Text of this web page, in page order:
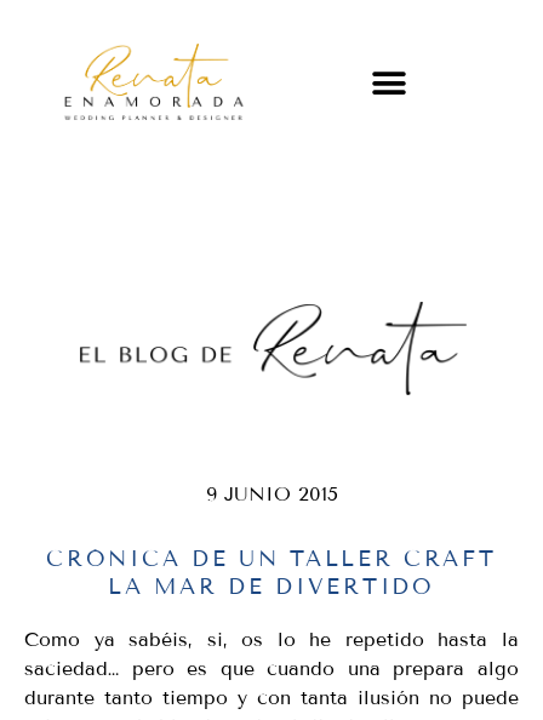
9 JUNIO 2015
CRÓNICA DE UN TALLER CRAFT
LA MAR DE DIVERTIDO
Como ya sabéis, si, os lo he repetido hasta la
saciedad… pero es que cuando una prepara algo
durante tanto tiempo y con tanta ilusión no puede